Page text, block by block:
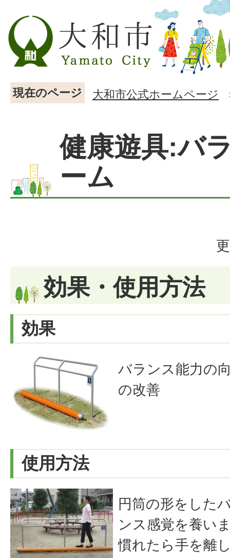
現在のページ 大和市公式ホームページ
健康遊具:バ
ーム
効果・使用方法
効果
バランス能力の
の改善
使用方法
円筒の形をした
ンス感覚を養い
慣れたら手を離